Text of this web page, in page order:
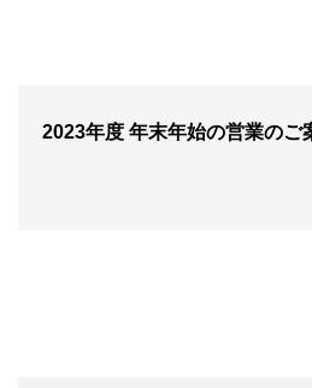
2023年度 年末年始の営業のご